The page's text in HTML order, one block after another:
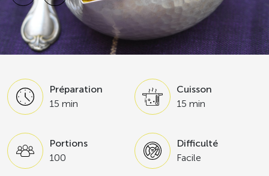
Préparation
15 min
Cuisson
15 min
Portions
100
Difficulté
Facile